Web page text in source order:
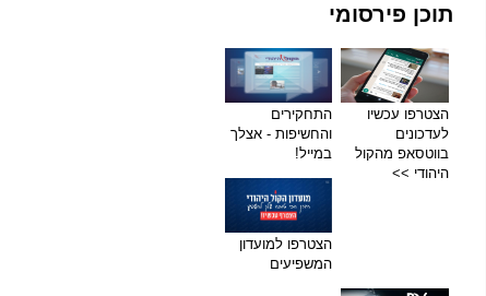
תוכן פירסומי
הצטרפו עכשיו
לעדכונים
בווטסאפ מהקול
היהודי >>
התחקירים
והחשיפות - אצלך
במייל!
הצטרפו למועדון
המשפיעים